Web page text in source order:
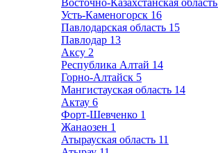
Восточно-Казахстанская область
Усть-Каменогорск 16
Павлодарская область 15
Павлодар 13
Аксу 2
Республика Алтай 14
Горно-Алтайск 5
Мангистауская область 14
Актау 6
Форт-Шевченко 1
Жанаозен 1
Атырауская область 11